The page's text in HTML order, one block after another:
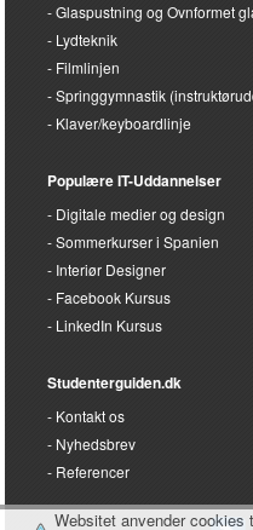
Glaspustning og Ovnformet
Lydteknik
Filmlinjen
Springgymnastik
Klaver/keyboardlinje
Populære IT-Uddannelser
Digitale medier og design
Sommerkurser i Spanien
Interiør Designer
Facebook Kursus
LinkedIn Kursus
Studenterguiden.dk
Kontakt os
Nyhedsbrev
Referencer
Websitet anvender